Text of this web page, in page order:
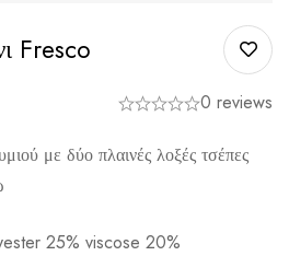
Fresco
0 reviews
με δύο πλαινές λοξές τσέπες
25% viscose 20%